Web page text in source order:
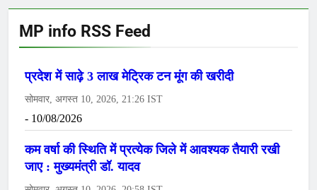
MP info RSS Feed